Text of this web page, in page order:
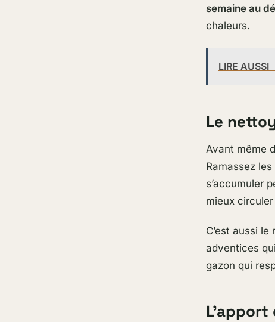
semaine au
chaleurs.
LIRE AUSSI
Le
Avant même
Ramassez
s’accumuler
mieux circuler
C’est aussi le
adventices
gazon qui